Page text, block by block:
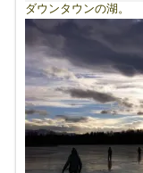
ダウンタウンの湖。